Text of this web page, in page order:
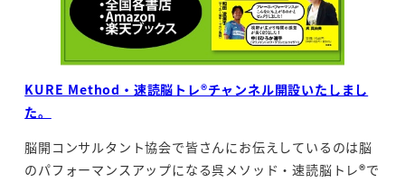
KURE Method・速読脳トレ®チャンネル開設いたしまし
た。
脳開コンサルタント協会で皆さんにお伝えしているのは脳
のパフォーマンスアップになる呉メソッド・速読脳トレ®で